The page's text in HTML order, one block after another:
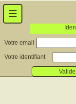
Votre email
Votre identifiant